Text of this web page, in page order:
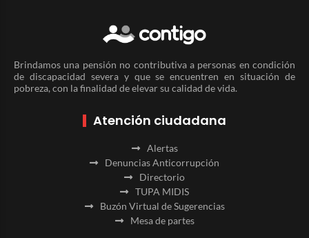
Brindamos una pensión no contributiva a personas en condición
de discapacidad severa y que se encuentren en situación de
pobreza, con la finalidad de elevar su calidad de vida.
Atención ciudadana
Alertas
Denuncias Anticorrupción
Directorio
TUPA MIDIS
Buzón Virtual de Sugerencias
Mesa de partes